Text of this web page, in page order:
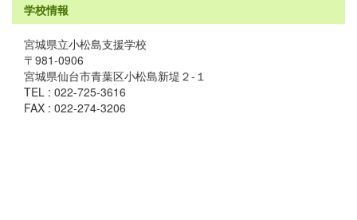
学校情報
宮城県立小松島支援学校
〒981-0906
宮城県仙台市青葉区小松島新堤２-１
TEL : 022-725-3616
FAX : 022-274-3206